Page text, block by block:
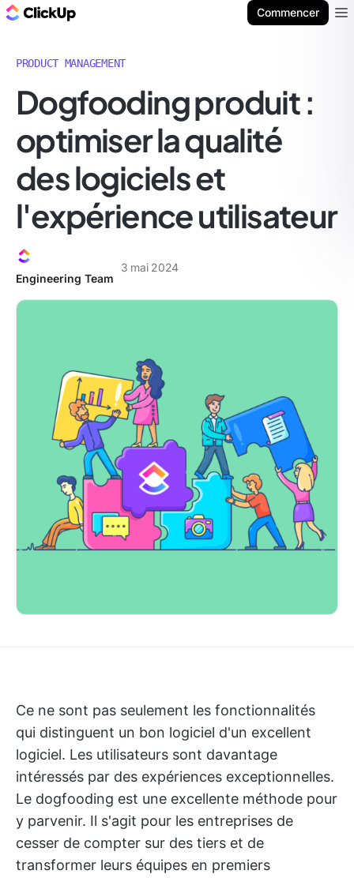
Commencer
PRODUCT MANAGEMENT
Dogfooding produit :
optimiser la qualité
des logiciels et
l'expérience utilisateur
Engineering Team
3 mai 2024
Ce ne sont pas seulement les fonctionnalités
qui distinguent un bon logiciel d'un excellent
logiciel. Les utilisateurs sont davantage
intéressés par des expériences exceptionnelles.
Le dogfooding est une excellente méthode pour
y parvenir. Il s'agit pour les entreprises de
cesser de compter sur des tiers et de
transformer leurs équipes en premiers